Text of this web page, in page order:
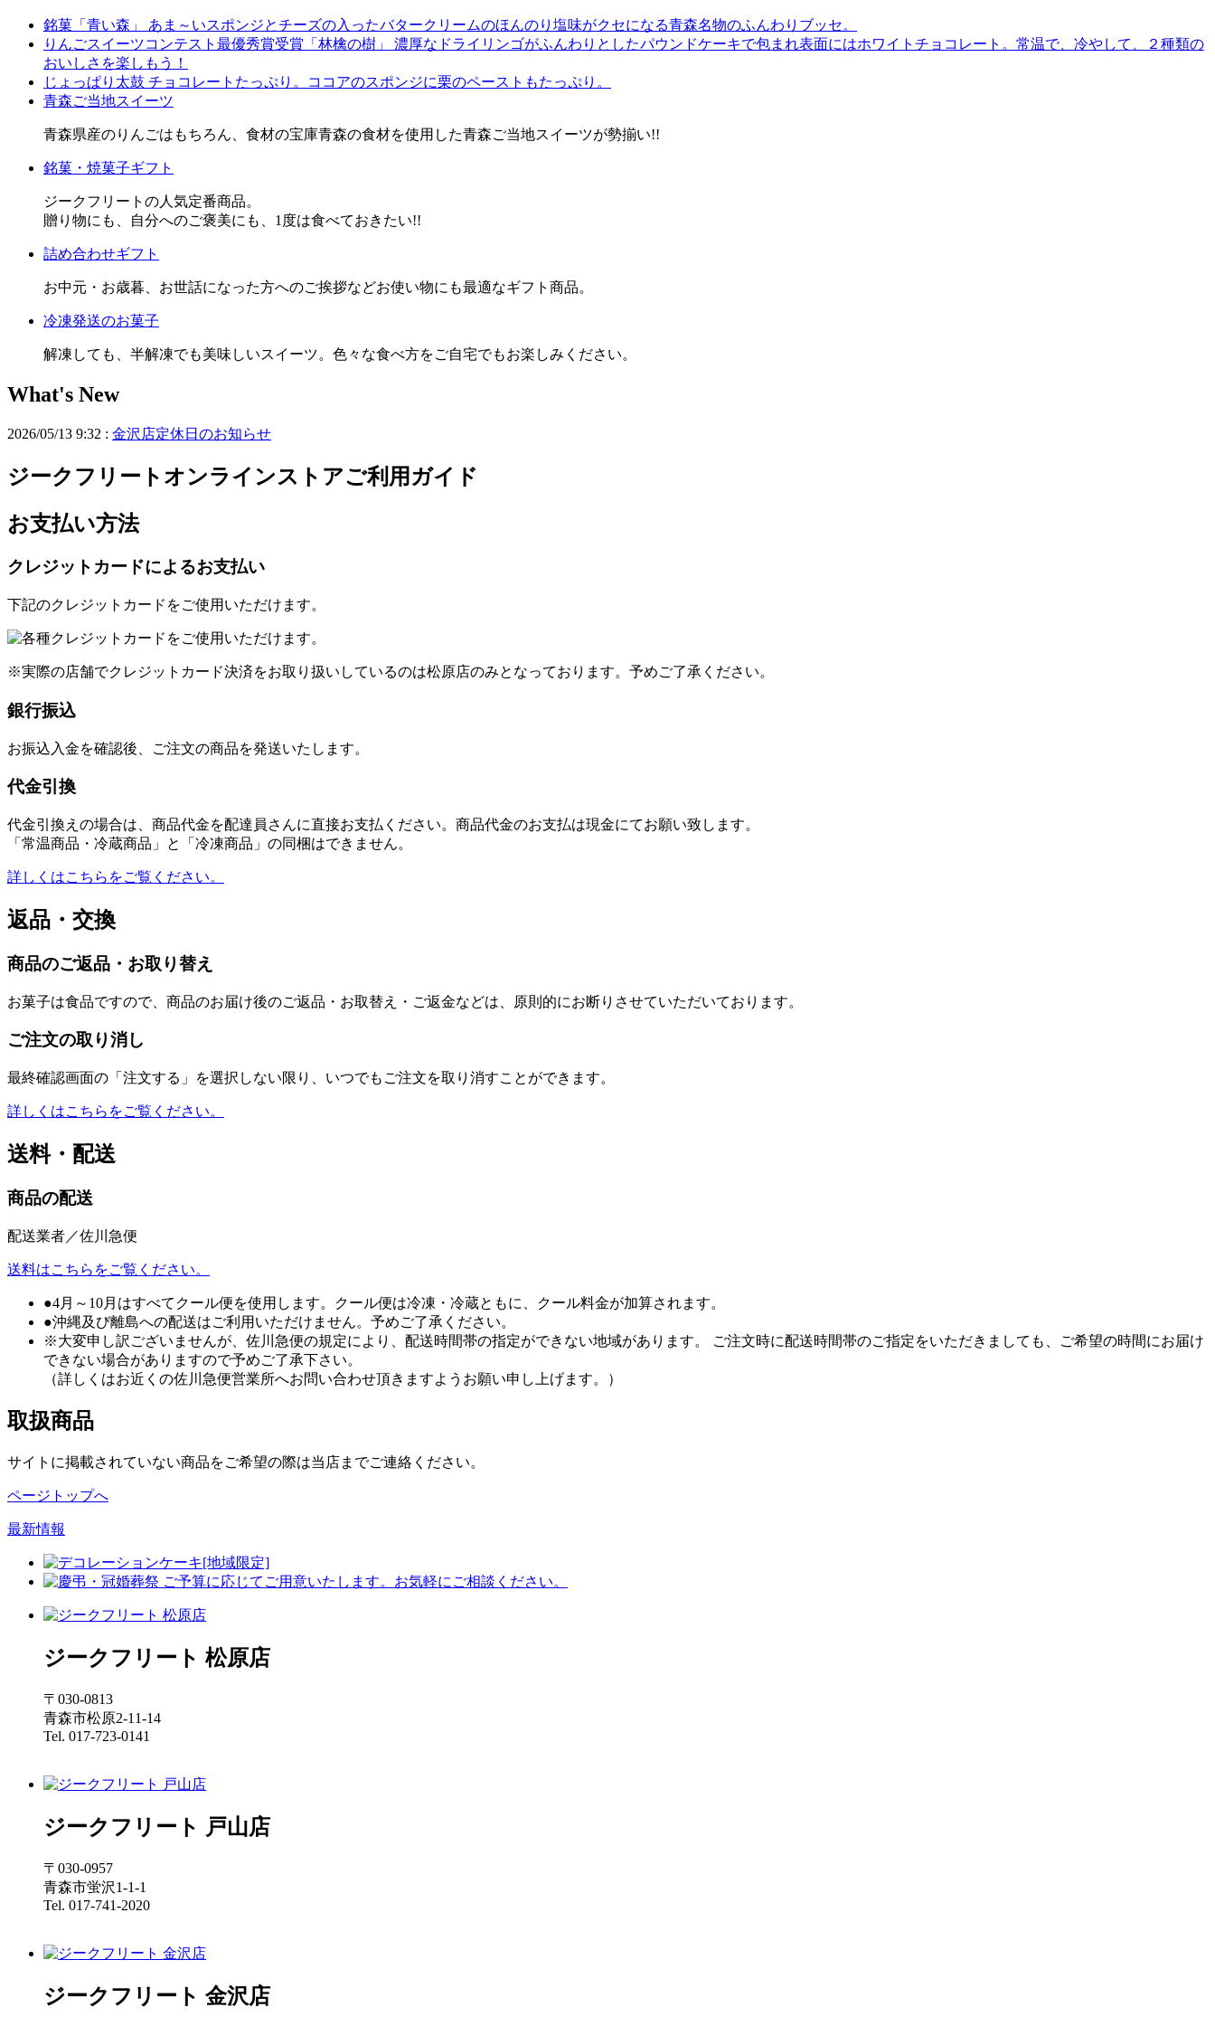
銘菓「青い森」 あま～いスポンジとチーズの入ったバタークリームのほんのり塩味がクセになる青森名物のふんわりブッセ。
りんごスイーツコンテスト最優秀賞受賞「林檎の樹」 濃厚なドライリンゴがふんわりとしたパウンドケーキで包まれ表面にはホワイトチョコレート。常温で、冷やして、２種類の
おいしさを楽しもう！
じょっぱり太鼓 チョコレートたっぷり。ココアのスポンジに栗のペーストもたっぷり。
青森ご当地スイーツ
青森県産のりんごはもちろん、食材の宝庫青森の食材を使用した青森ご当地スイーツが勢揃い!!
銘菓・焼菓子ギフト
ジークフリートの人気定番商品。
贈り物にも、自分へのご褒美にも、1度は食べておきたい!!
詰め合わせギフト
お中元・お歳暮、お世話になった方へのご挨拶などお使い物にも最適なギフト商品。
冷凍発送のお菓子
解凍しても、半解凍でも美味しいスイーツ。色々な食べ方をご自宅でもお楽しみください。
What's New
2026/05/13 9:32 : 金沢店定休日のお知らせ
ジークフリートオンラインストアご利用ガイド
お支払い方法
クレジットカードによるお支払い
下記のクレジットカードをご使用いただけます。
※実際の店舗でクレジットカード決済をお取り扱いしているのは松原店のみとなっております。予めご了承ください。
銀行振込
お振込入金を確認後、ご注文の商品を発送いたします。
代金引換
代金引換えの場合は、商品代金を配達員さんに直接お支払ください。商品代金のお支払は現金にてお願い致します。
「常温商品・冷蔵商品」と「冷凍商品」の同梱はできません。
詳しくはこちらをご覧ください。
返品・交換
商品のご返品・お取り替え
お菓子は食品ですので、商品のお届け後のご返品・お取替え・ご返金などは、原則的にお断りさせていただいております。
ご注文の取り消し
最終確認画面の「注文する」を選択しない限り、いつでもご注文を取り消すことができます。
詳しくはこちらをご覧ください。
送料・配送
商品の配送
配送業者／佐川急便
送料はこちらをご覧ください。
●4月～10月はすべてクール便を使用します。クール便は冷凍・冷蔵ともに、クール料金が加算されます。
●沖縄及び離島への配送はご利用いただけません。予めご了承ください。
※大変申し訳ございませんが、佐川急便の規定により、配送時間帯の指定ができない地域があります。 ご注文時に配送時間帯のご指定をいただきましても、ご希望の時間にお届け
できない場合がありますので予めご了承下さい。
（詳しくはお近くの佐川急便営業所へお問い合わせ頂きますようお願い申し上げます。）
取扱商品
サイトに掲載されていない商品をご希望の際は当店までご連絡ください。
ページトップへ
最新情報
ジークフリート 松原店
〒030-0813
青森市松原2-11-14
Tel. 017-723-0141
ジークフリート 戸山店
〒030-0957
青森市蛍沢1-1-1
Tel. 017-741-2020
ジークフリート 金沢店